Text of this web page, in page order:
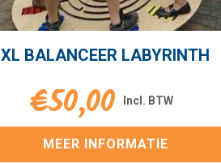
XL BALANCEER LABYRINTH
€50,00
MEER INFORMATIE